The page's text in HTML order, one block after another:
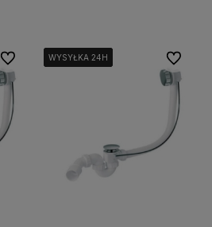
Do ulubionychWYSYŁKA 24H
WYSYŁKA 24H
WYSYŁKA 24H
WYSYŁKA 24H Do